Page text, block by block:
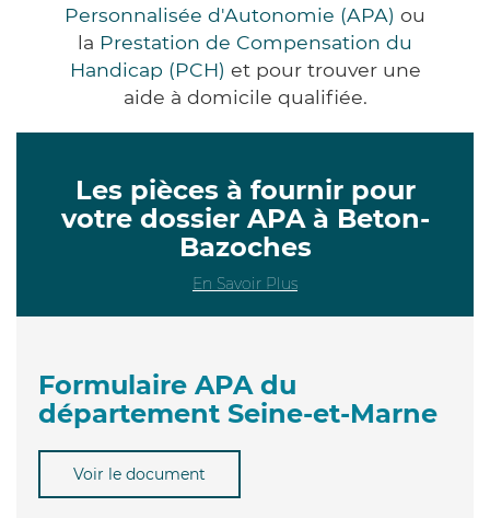
Personnalisée d'Autonomie (APA) ou
la Prestation de Compensation du
Handicap (PCH) et pour trouver une
aide à domicile qualifiée.
Les pièces à fournir pour
votre dossier APA à Beton-
Bazoches
En Savoir Plus
Formulaire APA du
département Seine-et-Marne
Voir le document